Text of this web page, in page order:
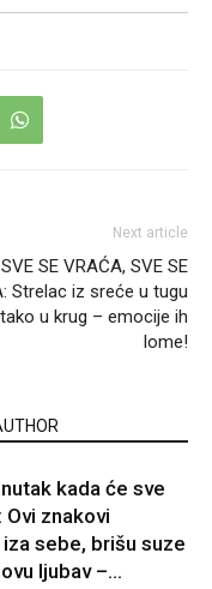
Next article
SVE SE VRAĆA, SVE SE
Strelac iz sreće u tugu
u krug – emocije ih
lome!
kada će sve
znakovi
sebe, brišu suze
ljubav –...